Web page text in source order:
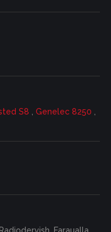
S8 , Genelec 8250 ,